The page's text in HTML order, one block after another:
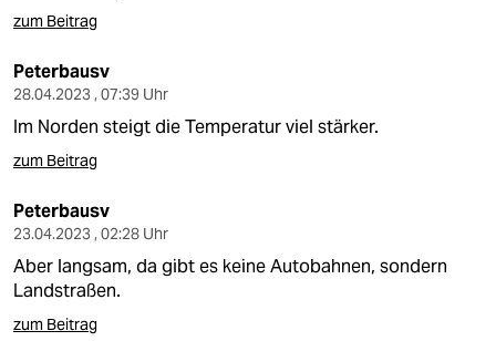
zum Beitrag
Peterbausv
28.04.2023 , 07:39 Uhr
Im Norden steigt die Temperatur viel stärker.
zum Beitrag
Peterbausv
23.04.2023 , 02:28 Uhr
Aber langsam, da gibt es keine Autobahnen, sondern
Landstraßen.
zum Beitrag